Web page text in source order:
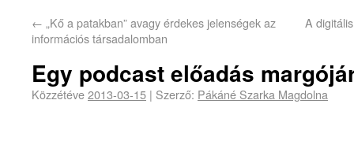
← „Kő a patakban” avagy érdekes jelenségek az
információs társadalomban
A
Egy podcast előadás
Közzétéve2013-03-15 | Szerző: Pákáné Szarka Magdolna